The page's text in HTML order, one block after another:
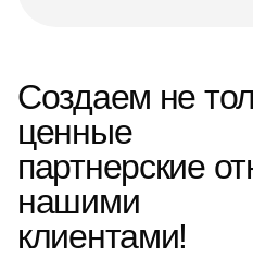
Создаем не
ценные
партнерские
нашими
клиентами!